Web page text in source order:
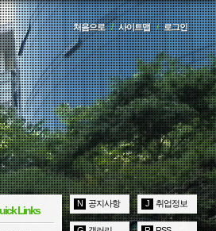
처음으로 / 사이트맵 / 로그인
Links
N 공지사항 J 취업정보